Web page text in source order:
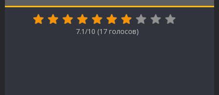
7.1/10 (17голосов)